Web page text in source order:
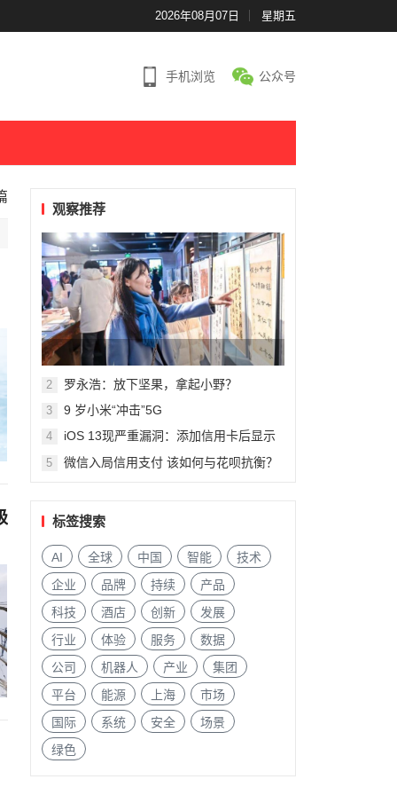
2026年08月07日 星期五
手机浏览 公众号
观察推荐
2 罗永浩：放下坚果，拿起小野？
3 9 岁小米“冲击”5G
4
iOS 13现严重漏洞：添加信用卡后显示
5 微信入局信用支付 该如何与花呗抗衡？
标签搜索
AI 全球 中国 智能
技术
企业
品牌 持续
产品
科技
酒店 创新
发展
行业
体验 服务
数据
公司
机器人 产业
集团
平台
能源 上海
市场
国际
系统 安全
场景
绿色